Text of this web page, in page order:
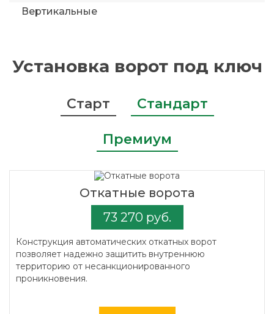
Вертикальные
Установка ворот под ключ
Старт Стандарт
Премиум
Откатные ворота
73 270 руб.
Конструкция автоматических откатных ворот
позволяет надежно защитить внутреннюю
территорию от несанкционированного
проникновения.